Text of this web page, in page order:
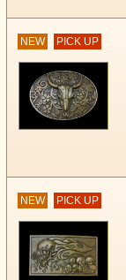
NEW PICK UP
NEW PICK UP